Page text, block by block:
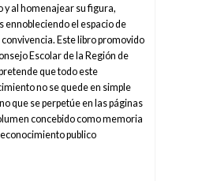
y al homenajear su figura,
ennobleciendo el espacio de
Este libro promovido
Escolar de la Región de
que todo este
no se quede en simple
que se perpetúe en las páginas
concebido como memoria
publico